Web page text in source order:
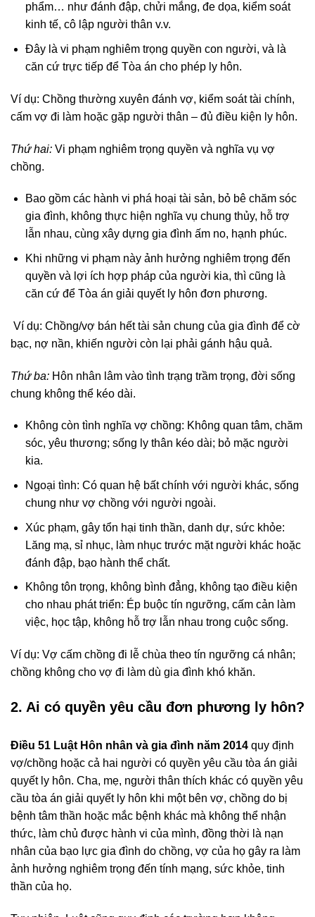
phẩm… như đánh đập, chửi mắng, đe dọa, kiểm soát
kinh tế, cô lập người thân v.v.
Đây là vi phạm nghiêm trọng quyền con người, và là
căn cứ trực tiếp để Tòa án cho phép ly hôn.
Ví dụ: Chồng thường xuyên đánh vợ, kiểm soát tài chính,
cấm vợ đi làm hoặc gặp người thân – đủ điều kiện ly hôn.
Thứ hai: Vi phạm nghiêm trọng quyền và nghĩa vụ vợ
chồng.
Bao gồm các hành vi phá hoại tài sản, bỏ bê chăm sóc
gia đình, không thực hiện nghĩa vụ chung thủy, hỗ trợ
lẫn nhau, cùng xây dựng gia đình ấm no, hạnh phúc.
Khi những vi phạm này ảnh hưởng nghiêm trọng đến
quyền và lợi ích hợp pháp của người kia, thì cũng là
căn cứ để Tòa án giải quyết ly hôn đơn phương.
Ví dụ: Chồng/vợ bán hết tài sản chung của gia đình để cờ
bạc, nợ nần, khiến người còn lại phải gánh hậu quả.
Thứ ba: Hôn nhân lâm vào tình trạng trầm trọng, đời sống
chung không thể kéo dài.
Không còn tình nghĩa vợ chồng: Không quan tâm, chăm
sóc, yêu thương; sống ly thân kéo dài; bỏ mặc người
kia.
Ngoại tình: Có quan hệ bất chính với người khác, sống
chung như vợ chồng với người ngoài.
Xúc phạm, gây tổn hại tinh thần, danh dự, sức khỏe:
Lăng mạ, sỉ nhục, làm nhục trước mặt người khác hoặc
đánh đập, bạo hành thể chất.
Không tôn trọng, không bình đẳng, không tạo điều kiện
cho nhau phát triển: Ép buộc tín ngưỡng, cấm cản làm
việc, học tập, không hỗ trợ lẫn nhau trong cuộc sống.
Ví dụ: Vợ cấm chồng đi lễ chùa theo tín ngưỡng cá nhân;
chồng không cho vợ đi làm dù gia đình khó khăn.
2. Ai có quyền yêu cầu đơn phương ly hôn?
Điều 51 Luật Hôn nhân và gia đình năm 2014 quy định
vợ/chồng hoặc cả hai người có quyền yêu cầu tòa án giải
quyết ly hôn. Cha, mẹ, người thân thích khác có quyền yêu
cầu tòa án giải quyết ly hôn khi một bên vợ, chồng do bị
bệnh tâm thần hoặc mắc bệnh khác mà không thể nhận
thức, làm chủ được hành vi của mình, đồng thời là nạn
nhân của bạo lực gia đình do chồng, vợ của họ gây ra làm
ảnh hưởng nghiêm trọng đến tính mạng, sức khỏe, tinh
thần của họ.